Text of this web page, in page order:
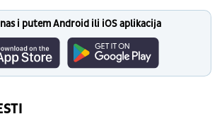
i putem Android ili iOS aplikacija